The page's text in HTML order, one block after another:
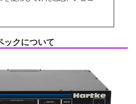
ックについて